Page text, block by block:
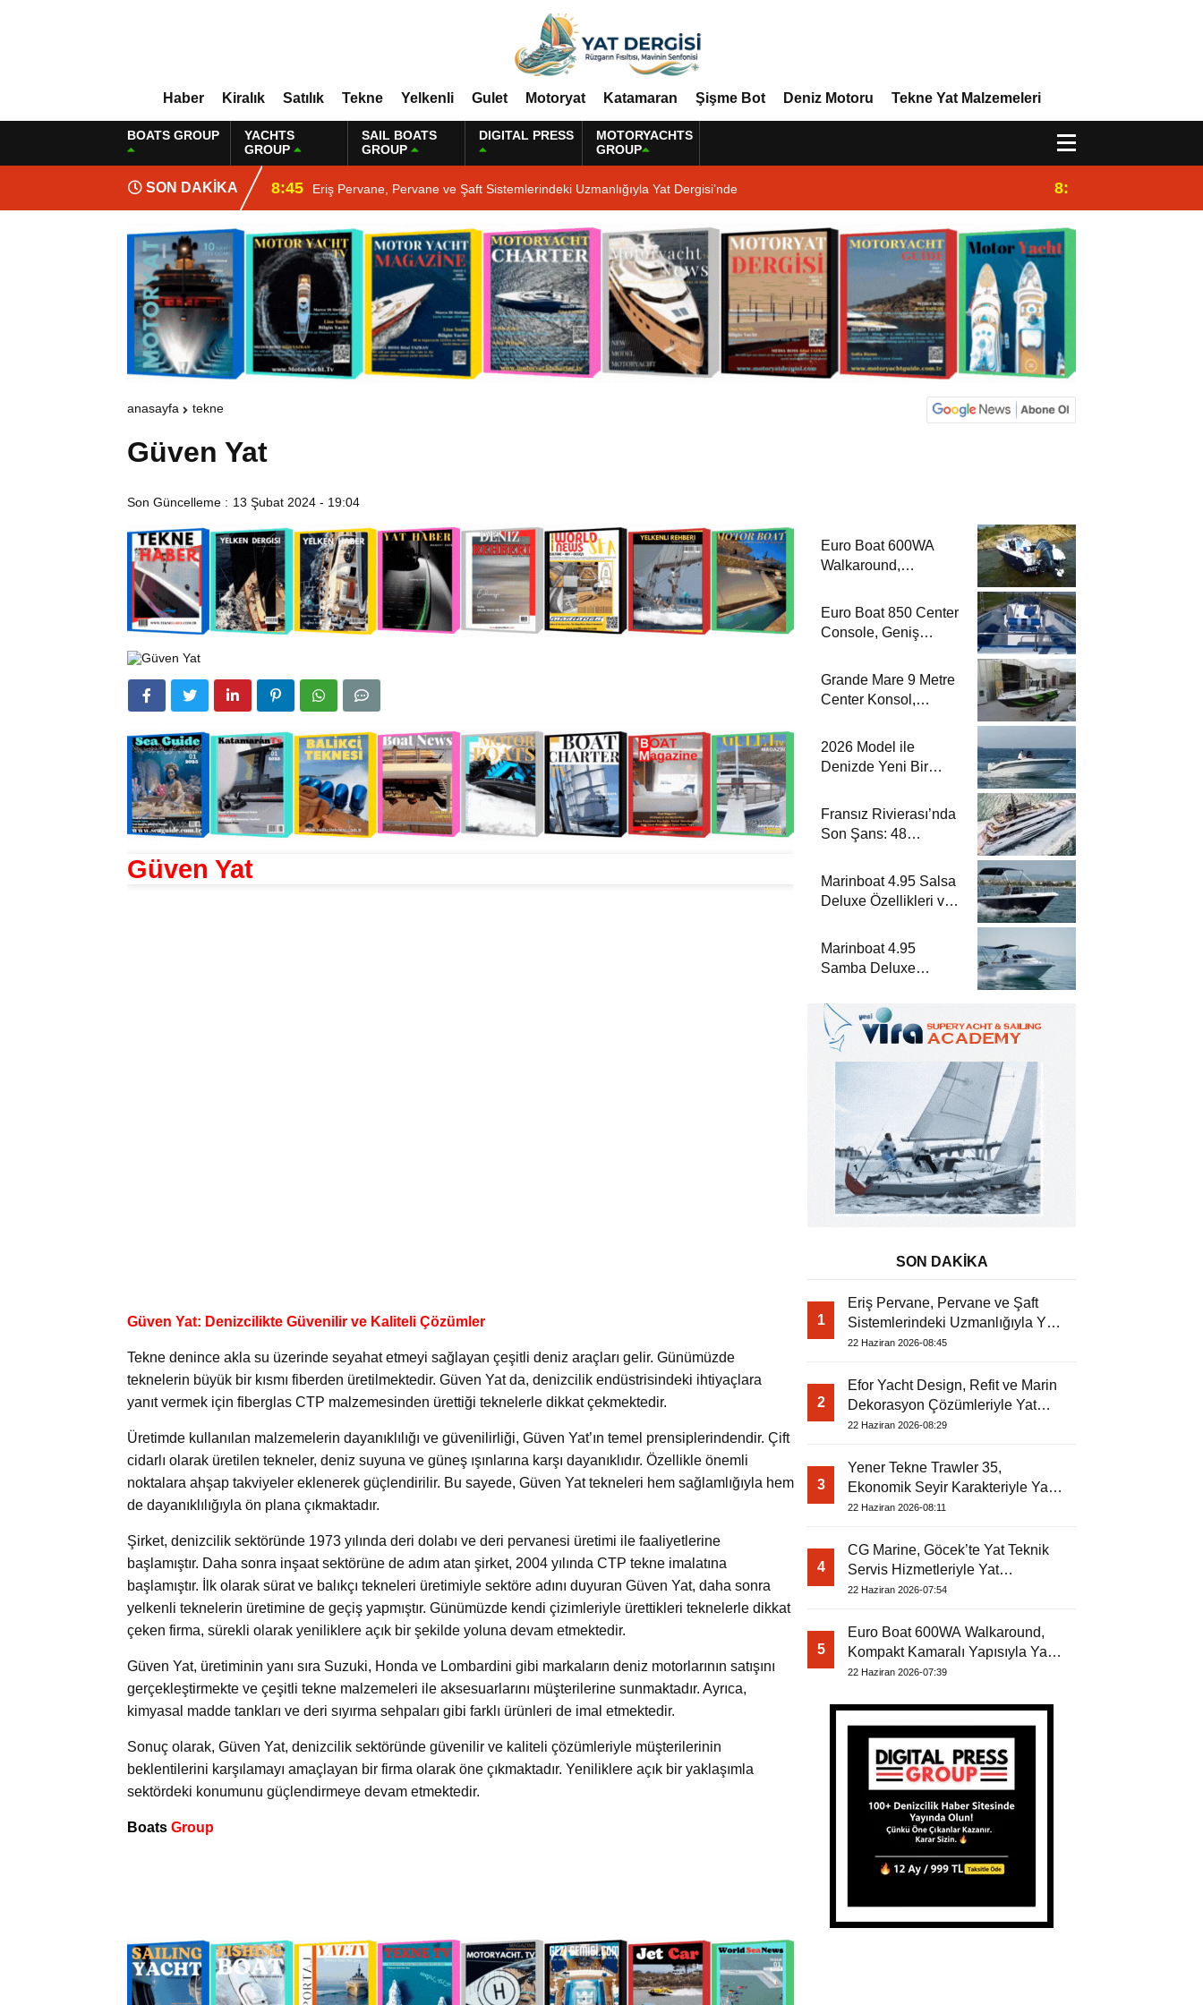
Haber Kiralık Satılık Tekne Yelkenli Gulet Motoryat Katamaran Şişme Bot Deniz Motoru Tekne Yat Malzemeleri
BOATS GROUP
YACHTS
GROUP
SAIL BOATS
GROUP
DIGITAL PRESS
MOTORYACHTS
GROUP
SON DAKİKA 8:45 Eriş Pervane, Pervane ve Şaft Sistemlerindeki Uzmanlığıyla Yat Dergisi’nde 8:29
anasayfa tekne
Güven Yat
Son Güncelleme : 13 Şubat 2024 - 19:04
Güven Yat
Güven Yat: Denizcilikte Güvenilir ve Kaliteli Çözümler
Tekne denince akla su üzerinde seyahat etmeyi sağlayan çeşitli deniz araçları gelir. Günümüzde
teknelerin büyük bir kısmı fiberden üretilmektedir. Güven Yat da, denizcilik endüstrisindeki ihtiyaçlara
yanıt vermek için fiberglas CTP malzemesinden ürettiği teknelerle dikkat çekmektedir.
Üretimde kullanılan malzemelerin dayanıklılığı ve güvenilirliği, Güven Yat’ın temel prensiplerindendir. Çift
cidarlı olarak üretilen tekneler, deniz suyuna ve güneş ışınlarına karşı dayanıklıdır. Özellikle önemli
noktalara ahşap takviyeler eklenerek güçlendirilir. Bu sayede, Güven Yat tekneleri hem sağlamlığıyla hem
de dayanıklılığıyla ön plana çıkmaktadır.
Şirket, denizcilik sektöründe 1973 yılında deri dolabı ve deri pervanesi üretimi ile faaliyetlerine
başlamıştır. Daha sonra inşaat sektörüne de adım atan şirket, 2004 yılında CTP tekne imalatına
başlamıştır. İlk olarak sürat ve balıkçı tekneleri üretimiyle sektöre adını duyuran Güven Yat, daha sonra
yelkenli teknelerin üretimine de geçiş yapmıştır. Günümüzde kendi çizimleriyle ürettikleri teknelerle dikkat
çeken firma, sürekli olarak yeniliklere açık bir şekilde yoluna devam etmektedir.
Güven Yat, üretiminin yanı sıra Suzuki, Honda ve Lombardini gibi markaların deniz motorlarının satışını
gerçekleştirmekte ve çeşitli tekne malzemeleri ile aksesuarlarını müşterilerine sunmaktadır. Ayrıca,
kimyasal madde tankları ve deri sıyırma sehpaları gibi farklı ürünleri de imal etmektedir.
Sonuç olarak, Güven Yat, denizcilik sektöründe güvenilir ve kaliteli çözümleriyle müşterilerinin
beklentilerini karşılamayı amaçlayan bir firma olarak öne çıkmaktadır. Yeniliklere açık bir yaklaşımla
sektördeki konumunu güçlendirmeye devam etmektedir.
Boats Group
Euro Boat 600WA
Walkaround,
Yapısıyla Yat
Dergisi’nde
Euro Boat 850 Center
Console, Geniş
Yat Dergisi’nde
Grande Mare 9 Metre
Center Konsol,
Çizgisiyle Yat
Dergisi’nde
2026 Model ile
Denizde Yeni Bir
Fransız Rivierası’nda
Son Şans: 48
Mükemmel Bir Yat
Tatili
Marinboat 4.95 Salsa
Deluxe Özellikleri ve
Lüks Tekne
Marinboat 4.95
Samba Deluxe
– A Sınıfı Lüks Tekne
SON DAKİKA
1
Eriş Pervane, Pervane ve Şaft
Sistemlerindeki Uzmanlığıyla Yat
Dergisi’nde
22 Haziran 2026-08:45
2
Efor Yacht Design, Refit ve Marin
Dekorasyon Çözümleriyle Yat
Dergisi’nde
22 Haziran 2026-08:29
3
Yener Tekne Trawler 35,
Ekonomik Seyir Karakteriyle Yat
Dergisi’nde
22 Haziran 2026-08:11
4
CG Marine, Göcek’te Yat Teknik
Servis Hizmetleriyle Yat
Dergisi’nde
22 Haziran 2026-07:54
5
Euro Boat 600WA Walkaround,
Kompakt Kamaralı Yapısıyla Yat
Dergisi’nde
22 Haziran 2026-07:39